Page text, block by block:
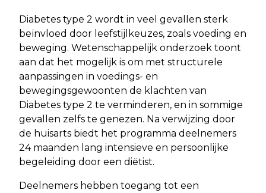
Diabetes type 2 wordt in veel gevallen sterk
beïnvloed door leefstijlkeuzes, zoals voeding en
beweging. Wetenschappelijk onderzoek toont
aan dat het mogelijk is om met structurele
aanpassingen in voedings- en
bewegingsgewoonten de klachten van
Diabetes type 2 te verminderen, en in sommige
gevallen zelfs te genezen. Na verwijzing door
de huisarts biedt het programma deelnemers
24 maanden lang intensieve en persoonlijke
begeleiding door een diëtist.
Deelnemers hebben toegang tot een